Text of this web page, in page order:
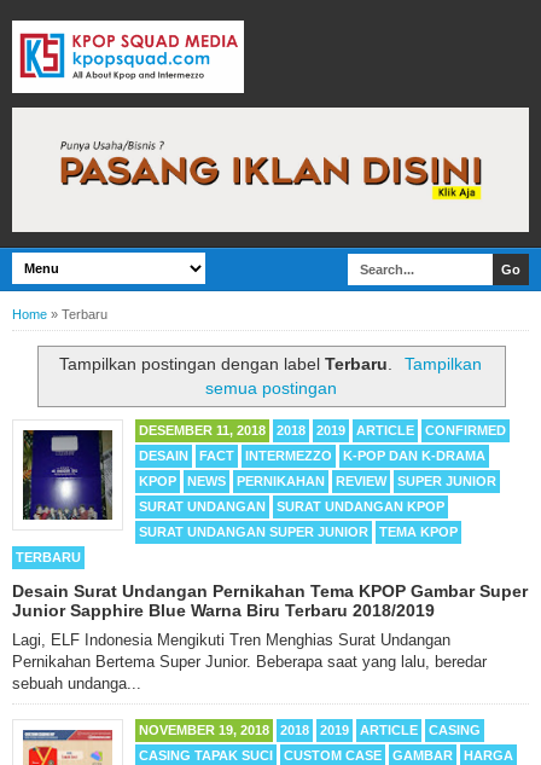
Home » Terbaru
Tampilkan postingan dengan labelTerbaru
Tampilkan
semua postingan
DESEMBER 11, 2018 2018 2019 ARTICLE
CONFIRMED
DESAIN
FACT INTERMEZZO
K-POP DAN K-DRAMA
KPOP
NEWS PERNIKAHAN REVIEW
SUPER JUNIOR
SURAT UNDANGAN
SURAT UNDANGAN KPOP
SURAT UNDANGAN SUPER JUNIOR
TEMA KPOP
TERBARU
Desain Surat Undangan Pernikahan Tema KPOP Gambar Super
Junior Sapphire Blue Warna Biru Terbaru 2018/2019
Lagi, ELF Indonesia Mengikuti Tren Menghias Surat Undangan
Pernikahan Bertema Super Junior. Beberapa saat yang lalu, beredar
sebuah undanga...
NOVEMBER 19, 2018 2018 2019 ARTICLE
CASING
CASING TAPAK SUCI
CUSTOM CASE GAMBAR
HARGA